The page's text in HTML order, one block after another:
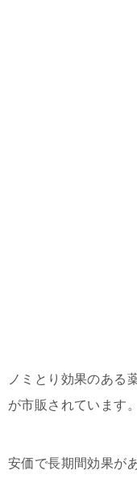
ノミとり効果のある
が市販されています。
安価で長期間効果が